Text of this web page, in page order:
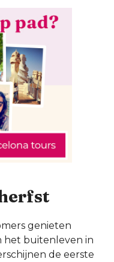
genieten
het buitenleven in
de eerste